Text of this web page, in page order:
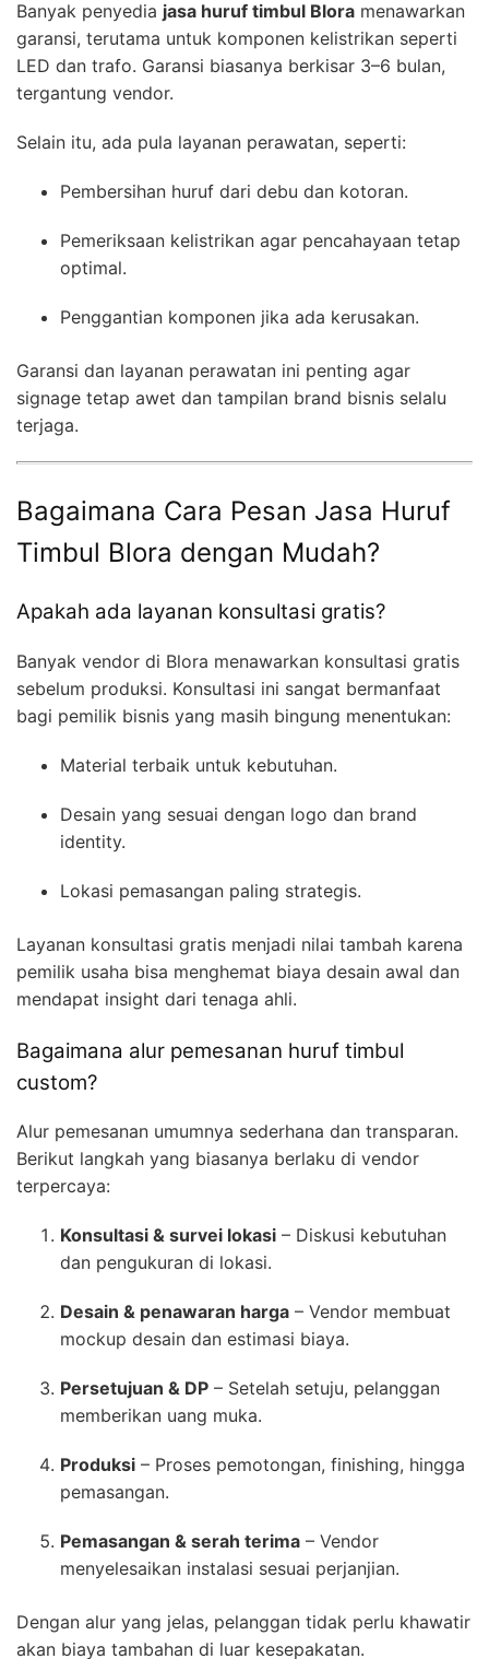
Banyak penyedia jasa huruf timbul Blora menawarkan
garansi, terutama untuk komponen kelistrikan seperti
LED dan trafo. Garansi biasanya berkisar 3–6 bulan,
tergantung vendor.
Selain itu, ada pula layanan perawatan, seperti:
Pembersihan huruf dari debu dan kotoran.
Pemeriksaan kelistrikan agar pencahayaan tetap
optimal.
Penggantian komponen jika ada kerusakan.
Garansi dan layanan perawatan ini penting agar
signage tetap awet dan tampilan brand bisnis selalu
terjaga.
Bagaimana Cara Pesan Jasa Huruf
Timbul Blora dengan Mudah?
Apakah ada layanan konsultasi gratis?
Banyak vendor di Blora menawarkan konsultasi gratis
sebelum produksi. Konsultasi ini sangat bermanfaat
bagi pemilik bisnis yang masih bingung menentukan:
Material terbaik untuk kebutuhan.
Desain yang sesuai dengan logo dan brand
identity.
Lokasi pemasangan paling strategis.
Layanan konsultasi gratis menjadi nilai tambah karena
pemilik usaha bisa menghemat biaya desain awal dan
mendapat insight dari tenaga ahli.
Bagaimana alur pemesanan huruf timbul
custom?
Alur pemesanan umumnya sederhana dan transparan.
Berikut langkah yang biasanya berlaku di vendor
terpercaya:
Konsultasi & survei lokasi – Diskusi kebutuhan
dan pengukuran di lokasi.
Desain & penawaran harga – Vendor membuat
mockup desain dan estimasi biaya.
Persetujuan & DP – Setelah setuju, pelanggan
memberikan uang muka.
Produksi – Proses pemotongan, finishing, hingga
pemasangan.
Pemasangan & serah terima – Vendor
menyelesaikan instalasi sesuai perjanjian.
Dengan alur yang jelas, pelanggan tidak perlu khawatir
akan biaya tambahan di luar kesepakatan.